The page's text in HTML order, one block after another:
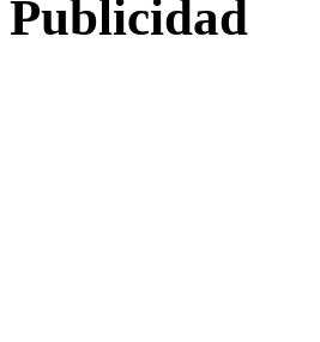
Publicidad